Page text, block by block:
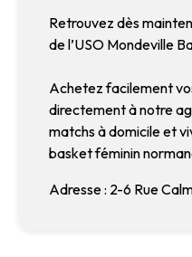
Retrouvez dès
de l’USO Mondeville
Achetez facilement
directement à notre
matchs à domicile et
basket féminin
Adresse : 2-6 Rue